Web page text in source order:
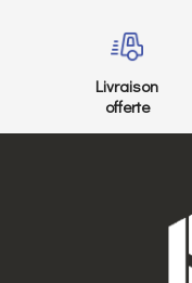
Livraison
offerte